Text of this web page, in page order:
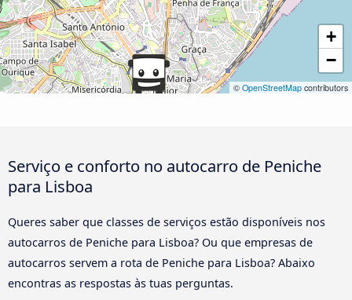
+
−
© OpenStreetMap contributors
Serviço e conforto no autocarro de Peniche
para Lisboa
Queres saber que classes de serviços estão disponíveis nos
autocarros de Peniche para Lisboa? Ou que empresas de
autocarros servem a rota de Peniche para Lisboa? Abaixo
encontras as respostas às tuas perguntas.